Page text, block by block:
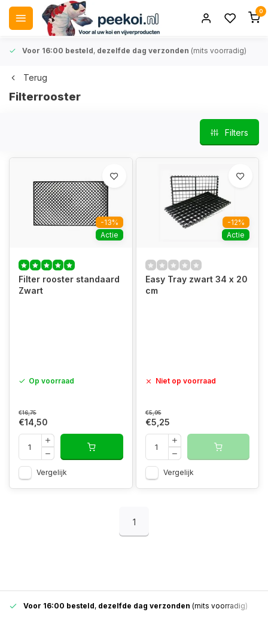
0
Voor 16:00 besteld, dezelfde dag verzonden (mits voorradig)
Terug
Filterrooster
Filters
-13%
Actie
Filter rooster standaard
Zwart
Op voorraad
€16,75
€14,50
Vergelijk
-12%
Actie
Easy Tray zwart 34 x 20
cm
Niet op voorraad
€5,95
€5,25
Vergelijk
1
Voor 16:00 besteld, dezelfde dag verzonden (mits voorradig)